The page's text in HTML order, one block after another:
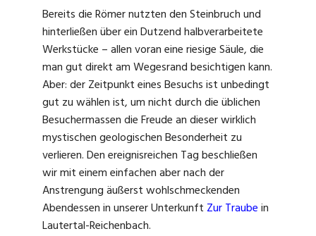
Bereits die Römer nutzten den Steinbruch und
hinterließen über ein Dutzend halbverarbeitete
Werkstücke – allen voran eine riesige Säule, die
man gut direkt am Wegesrand besichtigen kann.
Aber: der Zeitpunkt eines Besuchs ist unbedingt
gut zu wählen ist, um nicht durch die üblichen
Besuchermassen die Freude an dieser wirklich
mystischen geologischen Besonderheit zu
verlieren. Den ereignisreichen Tag beschließen
wir mit einem einfachen aber nach der
Anstrengung äußerst wohlschmeckenden
Abendessen in unserer Unterkunft Zur Traubein
Lautertal-Reichenbach.